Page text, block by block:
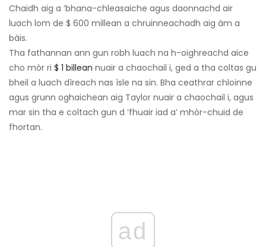
Chaidh aig a ’bhana-chleasaiche agus daonnachd air
luach lom de $ 600 millean a chruinneachadh aig àm a
bàis.
Tha fathannan ann gun robh luach na h-oighreachd aice
cho mòr ri $ 1 billean nuair a chaochail i, ged a tha coltas gu
bheil a luach dìreach nas ìsle na sin. Bha ceathrar chloinne
agus grunn oghaichean aig Taylor nuair a chaochail i, agus
mar sin tha e coltach gun d ’fhuair iad a’ mhòr-chuid de
fhortan.
ad